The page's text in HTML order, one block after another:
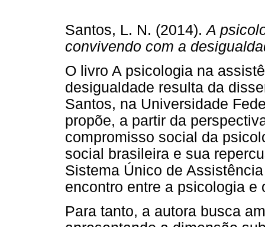
Santos, L. N. (2014).A
convivendo com a
O livro A psicologia na
desigualdade resulta da
Santos, na Universidade
propõe, a partir da
compromisso social da
social brasileira e sua
Sistema Único de
encontro entre a psicologia e
Para tanto, a autora busca